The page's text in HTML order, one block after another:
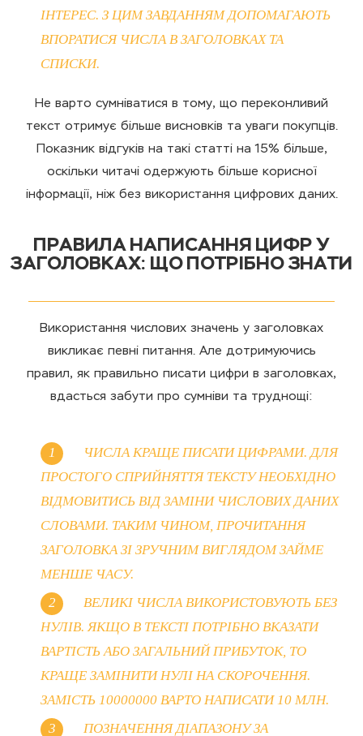
ІНТЕРЕС. З ЦИМ ЗАВДАННЯМ ДОПОМАГАЮТЬ
ВПОРАТИСЯ ЧИСЛА В ЗАГОЛОВКАХ ТА
СПИСКИ.
Не варто сумніватися в тому, що переконливий
текст отримує більше висновків та уваги покупців.
Показник відгуків на такі статті на 15% більше,
оскільки читачі одержують більше корисної
інформації, ніж без використання цифрових даних.
ПРАВИЛА НАПИСАННЯ ЦИФР У
ЗАГОЛОВКАХ: ЩО ПОТРІБНО ЗНАТИ
Використання числових значень у заголовках
викликає певні питання. Але дотримуючись
правил, як правильно писати цифри в заголовках,
вдасться забути про сумніви та труднощі:
ЧИСЛА КРАЩЕ ПИСАТИ ЦИФРАМИ. ДЛЯ
ПРОСТОГО СПРИЙНЯТТЯ ТЕКСТУ НЕОБХІДНО
ВІДМОВИТИСЬ ВІД ЗАМІНИ ЧИСЛОВИХ ДАНИХ
СЛОВАМИ. ТАКИМ ЧИНОМ, ПРОЧИТАННЯ
ЗАГОЛОВКА ЗІ ЗРУЧНИМ ВИГЛЯДОМ ЗАЙМЕ
МЕНШЕ ЧАСУ.
ВЕЛИКІ ЧИСЛА ВИКОРИСТОВУЮТЬ БЕЗ
НУЛІВ. ЯКЩО В ТЕКСТІ ПОТРІБНО ВКАЗАТИ
ВАРТІСТЬ АБО ЗАГАЛЬНИЙ ПРИБУТОК, ТО
КРАЩЕ ЗАМІНИТИ НУЛІ НА СКОРОЧЕННЯ.
ЗАМІСТЬ 10000000 ВАРТО НАПИСАТИ 10 МЛН.
ПОЗНАЧЕННЯ ДІАПАЗОНУ ЗА